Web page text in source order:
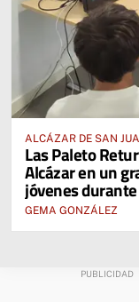
ALCÁZAR DE SAN
Las Paleto
Alcázar en un
jóvenes
GEMA GONZÁLEZ